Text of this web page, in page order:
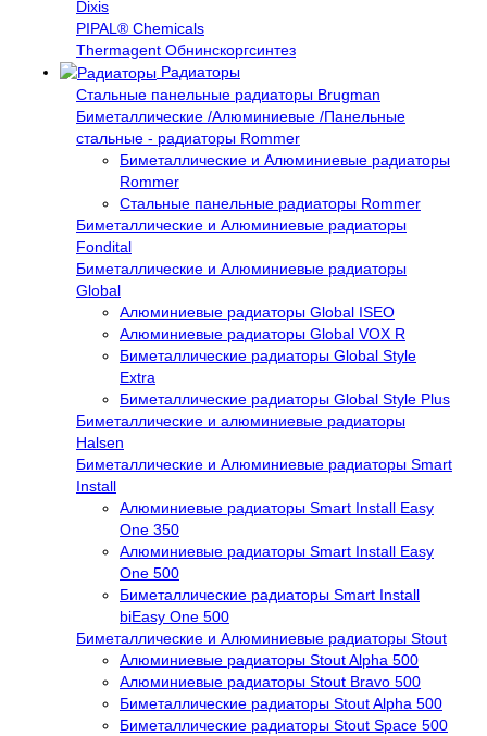
Dixis
PIPAL® Chemicals
Thermagent Обнинскоргсинтез
Радиаторы
Стальные панельные радиаторы Brugman
Биметаллические /Алюминиевые /Панельные
стальные - радиаторы Rommer
Биметаллические и Алюминиевые радиаторы
Rommer
Стальные панельные радиаторы Rommer
Биметаллические и Алюминиевые радиаторы
Fondital
Биметаллические и Алюминиевые радиаторы
Global
Алюминиевые радиаторы Global ISEO
Алюминиевые радиаторы Global VOX R
Биметаллические радиаторы Global Style
Extra
Биметаллические радиаторы Global Style Plus
Биметаллические и алюминиевые радиаторы
Halsen
Биметаллические и Алюминиевые радиаторы Smart
Install
Алюминиевые радиаторы Smart Install Easy
One 350
Алюминиевые радиаторы Smart Install Easy
One 500
Биметаллические радиаторы Smart Install
biEasy One 500
Биметаллические и Алюминиевые радиаторы Stout
Алюминиевые радиаторы Stout Alpha 500
Алюминиевые радиаторы Stout Bravo 500
Биметаллические радиаторы Stout Alpha 500
Биметаллические радиаторы Stout Space 500